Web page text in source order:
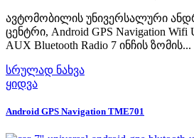
ავტომობილის უნივერსალური
ცენტრი, Android GPS Navigation Wifi
AUX Bluetooth Radio 7 ინჩის ზომის...
სრულად ნახვა
ყიდვა
Android GPS Navigation TME701